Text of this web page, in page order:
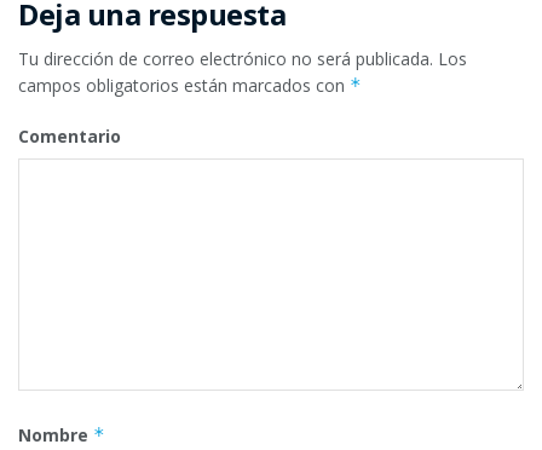
Deja una respuesta
Tu dirección de correo electrónico no será publicada. Los
campos obligatorios están marcados con *
Comentario
Nombre *